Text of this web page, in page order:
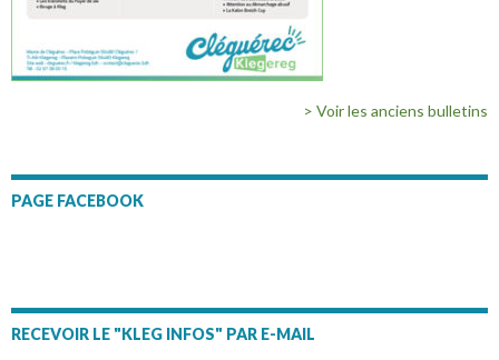
> Voir les anciens bulletins
PAGE FACEBOOK
RECEVOIR LE "KLEG INFOS" PAR E-MAIL